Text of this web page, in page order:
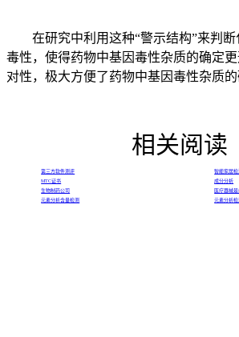
在研究中利用这种“警示结构”来判断
毒性，使得药物中基因毒性杂质的确定
对性，极大方便了药物中基因毒性杂质的
相关阅读
第三方软件测评
智能家居检
MTC证书
成分分析
生物制药公司
医疗器械是
元素分析含量检测
元素分析检